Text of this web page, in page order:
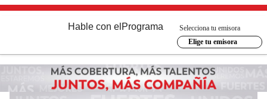
Hable con el Programa
Selecciona tu emisora
Elige tu emisora